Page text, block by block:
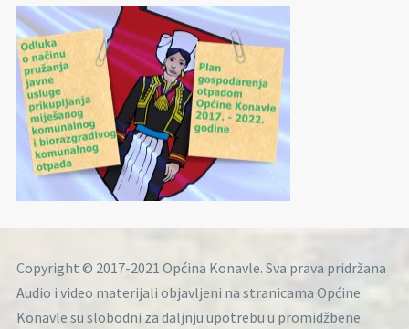
Copyright © 2017-2021 Općina Konavle. Sva prava pridržana
Audio i video materijali objavljeni na stranicama Općine
Konavle su slobodni za daljnju upotrebu u promidžbene